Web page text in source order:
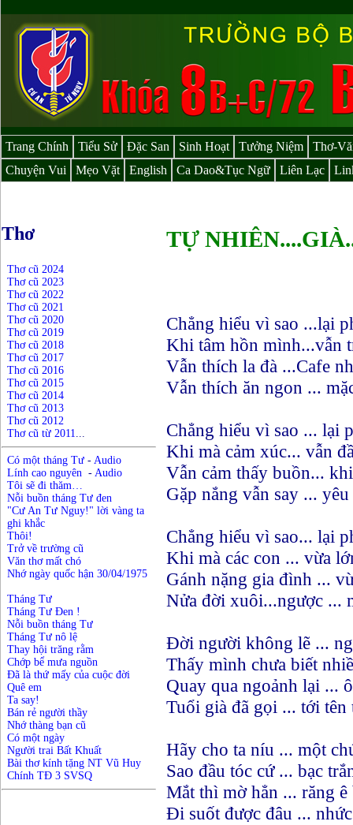
Trang Chính Tiểu Sử Đặc San Sinh Hoạt Tưởng Niệm
Thơ-
Chuyện Vui
Mẹo Vặt English Ca Dao&Tục Ngữ Liên Lạc
Thơ
Thơ cũ 2024
Thơ cũ 2023
Thơ cũ 2022
Thơ cũ 2021
Thơ cũ 2020
Thơ cũ 2019
Thơ cũ 2018
Thơ cũ 2017
Thơ cũ 2016
Thơ cũ 2015
Thơ cũ 2014
Thơ cũ 2013
Thơ cũ 2012
Thơ cũ từ 2011...
Có một tháng Tư - Audio
Lính cao nguyên - Audio
Tôi sẽ đi thăm…
Nỗi buồn tháng Tư đen
"Cư An Tư Nguy!" lời vàng ta
ghi khắc
Thôi!
Trở về trường cũ
Văn thơ mất chó
Nhớ ngày quốc hận 30/04/1975
Tháng Tư
Tháng Tư Đen !
Nỗi buồn tháng Tư
Tháng Tư nô lệ
Thay hội trăng rằm
Chớp bể mưa nguồn
Đã là thứ mấy của cuộc đời
Quê em
Ta say!
Bán rẻ người thầy
Nhớ thàng bạn cũ
Có một ngày
Người trai Bất Khuất
Bài thơ kính tặng NT Vũ Huy
Chính TĐ 3 SVSQ
TỰ
Chẳng hiểu vì sao ...lại
Khi tâm hồn mình...vẫn
Vẫn thích la đà ...Cafe
Vẫn thích ăn ngon ...
Chẳng hiểu vì sao ... lại
Khi mà cảm xúc... vẫn
Vẫn cảm thấy buồn...
Gặp nắng vẫn say ...
Chẳng hiểu vì sao... lại
Khi mà các con ... vừa
Gánh nặng gia đình ...
Nửa đời xuôi...ngược ...
Đời người không lẽ ...
Thấy mình chưa biết
Quay qua ngoảnh lại ...
Tuổi già đã gọi ... tới tên
Hãy cho ta níu ... một
Sao đầu tóc cứ ... bạc
Mắt thì mờ hẳn ... răng ê
Đi suốt được đâu ...